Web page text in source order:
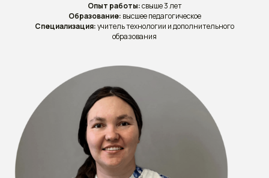
Опыт работы:свыше 3 лет
Образование: высшее педагогическое
Специализация:учитель технологии и дополнительного
образования